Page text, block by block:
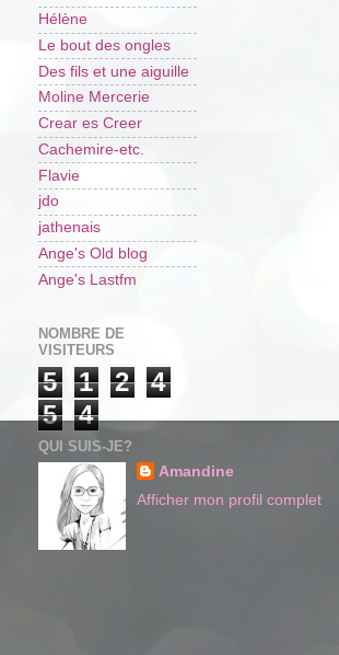
Hélène
Le bout des ongles
Des fils et une aiguille
Moline Mercerie
Crear es Creer
Cachemire-etc.
Flavie
jdo
jathenais
Ange's Old blog
Ange's Lastfm
NOMBRE DE
VISITEURS
5 1 2
4
5
4
QUI SUIS-JE?
Amandine
Afficher mon profil complet